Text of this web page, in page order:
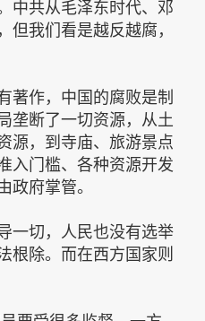
中共从毛泽东时代、邓
但我们看是越反越腐，
著作，中国的腐败是制
垄断了一切资源，从土
源，到寺庙、旅游景点
入门槛、各种资源开发
政府掌管。
一切，人民也没有选举
根除。而在西方国家则